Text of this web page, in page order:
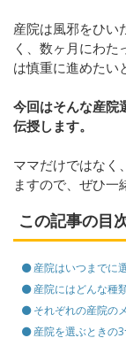
産院は風邪をひい
く、数ヶ月にわ
は慎重に進めたい
今回はそんな産院
伝授します。
ママだけではなく
ますので、ぜひ一
この記事の目
産院はいつまでに
産院にはどんな種
それぞれの産院の
産院を選ぶときの3